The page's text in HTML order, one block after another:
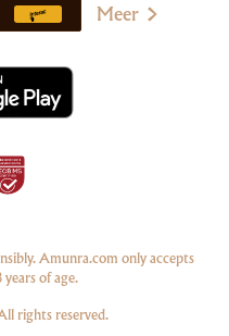
Meer
Amunra.com only accepts
of age.
rights reserved.